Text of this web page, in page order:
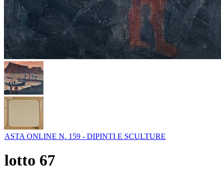
ASTA ONLINE N. 159 - DIPINTI E SCULTURE
lotto 67